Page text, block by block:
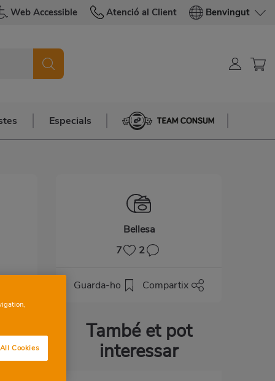
Web Accessible Atenció al Client Benvingut
Especials Team Consum
Bellesa
7
2
Guarda-ho Compartix
També et pot
interessar
Cookies